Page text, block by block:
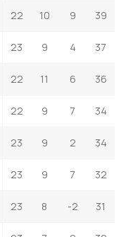
22 10 9 39
23 9 4 37
22 11 6 36
22 9 7 34
23 9 2 34
23 9 7 32
23 8 -2 31